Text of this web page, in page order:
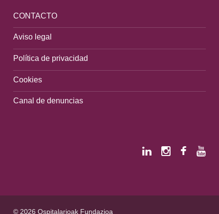
CONTACTO
Aviso legal
Política de privacidad
Cookies
Canal de denuncias
© 2026 Ospitalarioak Fundazioa